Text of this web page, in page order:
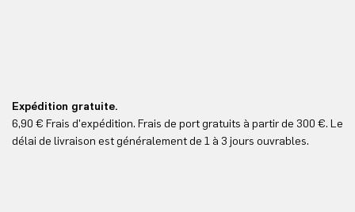
Expédition gratuite.
6,90 € Frais d'expédition. Frais de port gratuits à partir de 300 €. Le
délai de livraison est généralement de 1 à 3 jours ouvrables.